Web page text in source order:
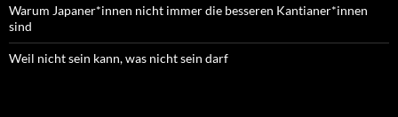
Warum Japaner*innen nicht immer die besseren Kantianer*innen
sind
Weil nicht sein kann, was nicht sein darf